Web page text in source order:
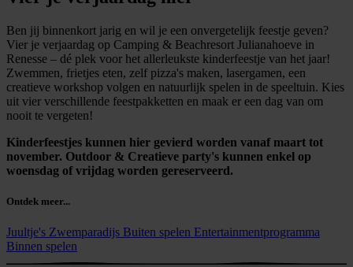
Ben jij binnenkort jarig en wil je een onvergetelijk feestje geven?
Vier je verjaardag op Camping & Beachresort Julianahoeve in
Renesse – dé plek voor het allerleukste kinderfeestje van het jaar!
Zwemmen, frietjes eten, zelf pizza's maken, lasergamen, een
creatieve workshop volgen en natuurlijk spelen in de speeltuin. Kies
uit vier verschillende feestpakketten en maak er een dag van om
nooit te vergeten!
Kinderfeestjes kunnen hier gevierd worden vanaf maart tot
november. Outdoor & Creatieve party's kunnen enkel op
woensdag of vrijdag worden gereserveerd.
Ontdek meer...
Juultje's Zwemparadijs Buiten spelen Entertainmentprogramma
Binnen spelen